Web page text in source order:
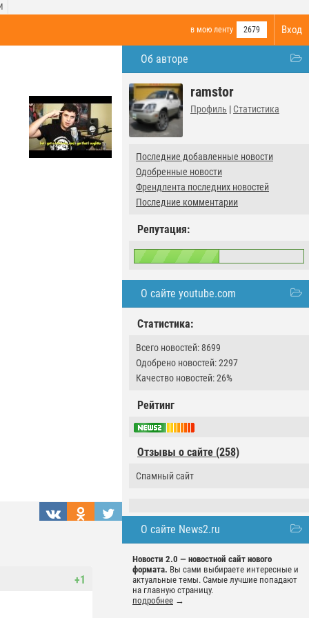
Вход
в мою ленту 2679
Об авторе
ramstor
Профиль | Статистика
Последние добавленные новости
Одобренные новости
Френдлента последних новостей
Последние комментарии
Репутация:
О сайте youtube.com
Статистика:
Всего новостей: 8699
Одобрено новостей: 2297
Качество новостей: 26%
Рейтинг
Отзывы о сайте (258)
Спамный сайт
О сайте News2.ru
Новости 2.0 — новостной сайт нового
формата. Вы сами выбираете интересные и
актуальные темы. Самые лучшие попадают
на главную страницу.
подробнее →
+1